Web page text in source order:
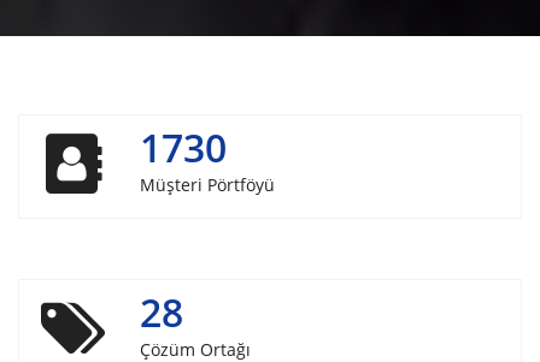
1730
Müşteri Pörtföyü
28
Çözüm Ortağı